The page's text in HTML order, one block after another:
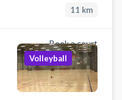
11 km
Book a court
Volleyball